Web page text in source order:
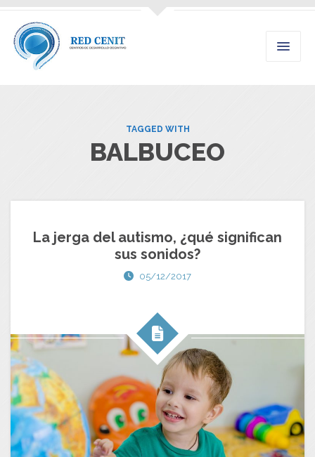
TAGGED WITH
BALBUCEO
La jerga del autismo, ¿qué significan
sus sonidos?
05/12/2017